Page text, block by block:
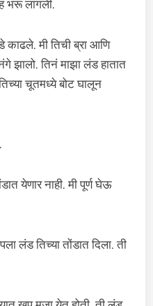
भरू लागली.
मी तिची ब्रा आणि
झालो. तिनं माझा लंड हातात
चूतमध्ये बोट घालून
येणार नाही. मी पूर्ण घेऊ
लंड तिच्या तोंडात दिला. ती